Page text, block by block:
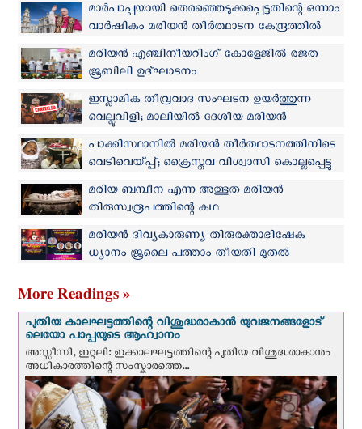
മാര്‍പാപ്പയായി തെരഞ്ഞെടുക്കപ്പെട്ടതിന്റെ ഒന്നാം
വാർഷികം മരിയൻ തീർത്ഥാടന കേന്ദ്രത്തില്‍
ചെലവഴിക്കാന്‍ ലെയോ പാപ്പ
മരിയൻ എഞ്ചിനീയറിംഗ് കോളേജിൽ രജത
ജൂബിലി ഉദ്ഘാടനം
ഇസ്ലാമിക തീവ്രവാദ സംഘടന ഉയര്‍ത്തുന്ന
വെല്ലുവിളി; മാലിയില്‍ ദേശീയ മരിയൻ
തീർത്ഥാടനം റദ്ദാക്കി
പാക്കിസ്ഥാനിൽ മരിയൻ തീർത്ഥാടനത്തിനിടെ
വെടിവെയ്പ്പ്; ക്രൈസ്തവ വിശ്വാസി കൊല്ലപ്പെട്ടു
മരിയ ബമ്പീന എന്ന അത്ഭുത മരിയൻ
തിരുസ്വരൂപത്തിന്റെ കഥ
മരിയൻ ദിവ്യകാരുണ്യ തിരുരക്താഭിഷേക
ധ്യാനം ജൂലൈ പത്താം തീയതി മുതൽ
More Readings »
പുതിയ കാലഘട്ടത്തിന്റെ വിശുദ്ധരാകാന്‍ യുവജനങ്ങളോട്
ലെയോ പാപ്പയുടെ ആഹ്വാനം
അസ്സീസി, ഇറ്റലി: ഇക്കാലഘട്ടത്തിന്റെ പുതിയ വിശുദ്ധരാകാനും
അധികാരത്തിന്റെ സംസ്കാരത്തെ...